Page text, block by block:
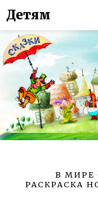
Детям
В МИРЕ
РАСКРАСКА